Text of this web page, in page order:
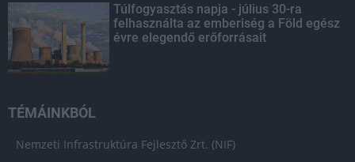
Túlfogyasztás napja - július 30-ra
felhasználta az emberiség a Föld egész
évre elegendő erőforrásait
TÉMÁINKBÓL
Nemzeti Infrastruktúra Fejlesztő Zrt. (NIF)